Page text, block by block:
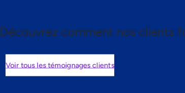
Découvrez comment nos clients
Voir tous les témoignages clients